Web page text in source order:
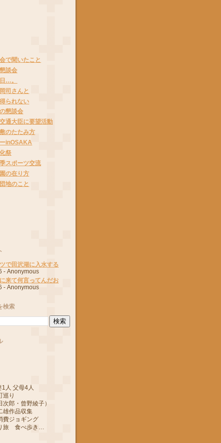
で聞いたこと
談会
…。
司さんと
られない
懇談会
通大臣に要望活動
のたたみ方
inOSAKA
祭
スポーツ交流
の在り方
地のこと
で田沢湖に入水する
- Anonymous
来て何言ってんだお
- Anonymous
検索
人 父母4人
り
・曾野綾子）
品収集
ョギング
食べ歩き…